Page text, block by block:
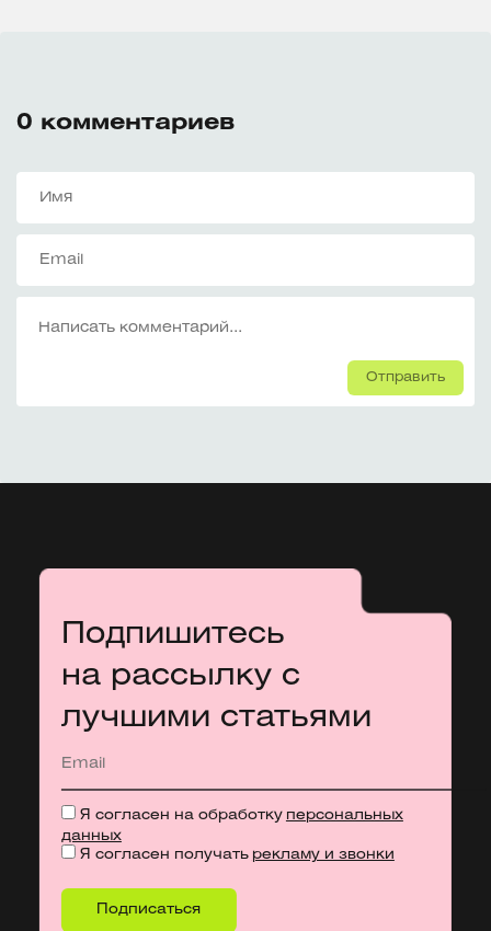
0 комментариев
Отправить
Подпишитесь
на рассылку с
лучшими статьями
Я согласен на обработку персональных
данных
Я согласен получать рекламу и звонки